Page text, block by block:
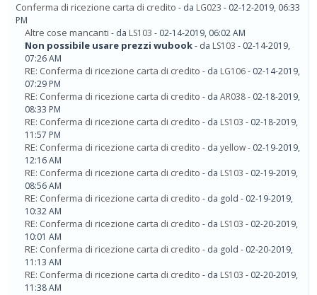
Conferma di ricezione carta di credito - da LG023 - 02-12-2019, 06:33
PM
Altre cose mancanti - da LS103 - 02-14-2019, 06:02 AM
Non possibile usare prezzi wubook- da LS103 - 02-14-2019,
07:26 AM
RE: Conferma di ricezione carta di credito - da LG106- 02-14-2019,
07:29 PM
RE: Conferma di ricezione carta di credito - da AR038- 02-18-2019,
08:33 PM
RE: Conferma di ricezione carta di credito - da LS103 - 02-18-2019,
11:57 PM
RE: Conferma di ricezione carta di credito - da yellow- 02-19-2019,
12:16 AM
RE: Conferma di ricezione carta di credito - da LS103 - 02-19-2019,
08:56 AM
RE: Conferma di ricezione carta di credito - da gold - 02-19-2019,
10:32 AM
RE: Conferma di ricezione carta di credito - da LS103 - 02-20-2019,
10:01 AM
RE: Conferma di ricezione carta di credito - da gold - 02-20-2019,
11:13 AM
RE: Conferma di ricezione carta di credito - da LS103 - 02-20-2019,
11:38 AM